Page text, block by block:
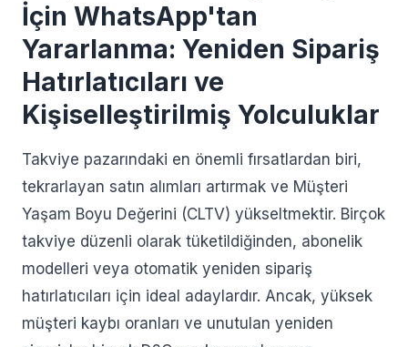
İçin WhatsApp'tan
Yararlanma: Yeniden Sipariş
Hatırlatıcıları ve
Kişiselleştirilmiş Yolculuklar
Takviye pazarındaki en önemli fırsatlardan biri,
tekrarlayan satın alımları artırmak ve Müşteri
Yaşam Boyu Değerini (CLTV) yükseltmektir. Birçok
takviye düzenli olarak tüketildiğinden, abonelik
modelleri veya otomatik yeniden sipariş
hatırlatıcıları için ideal adaylardır. Ancak, yüksek
müşteri kaybı oranları ve unutulan yeniden